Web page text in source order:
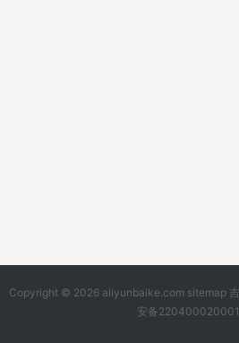
Copyright © 2026 aliyunbaike.com sitemap
安备